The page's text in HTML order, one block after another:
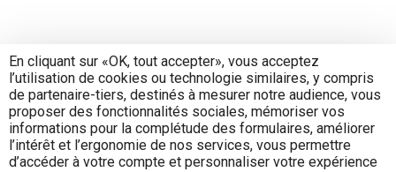
En cliquant sur «OK, tout accepter», vous acceptez
l’utilisation de cookies ou technologie similaires, y compris
de partenaire-tiers, destinés à mesurer notre audience, vous
proposer des fonctionnalités sociales, mémoriser vos
informations pour la complétude des formulaires, améliorer
l’intérêt et l’ergonomie de nos services, vous permettre
d’accéder à votre compte et personnaliser votre expérience